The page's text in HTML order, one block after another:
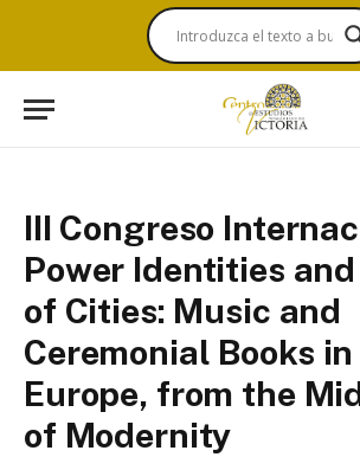
III Congreso
Power Identities
of Cities: Music and
Ceremonial Books
Europe, from the
of Modernity